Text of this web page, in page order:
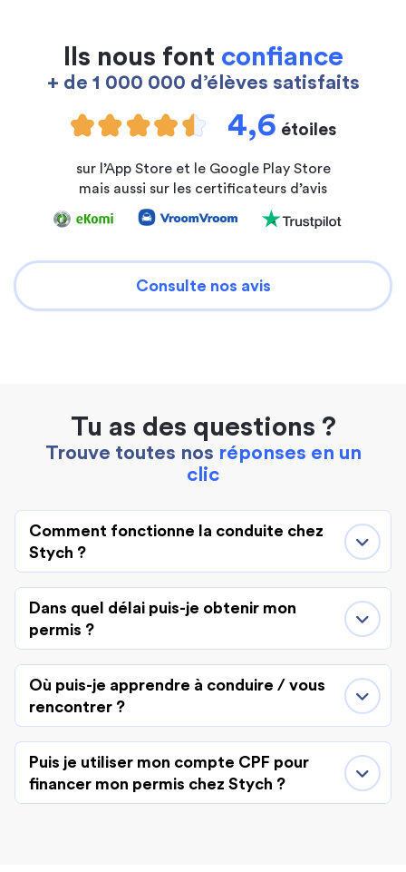
Ils nous font confiance
+ de 1 000 000 d’élèves satisfaits
4,6 étoiles
sur l’App Store et le Google Play Store
mais aussi sur les certificateurs d’avis
Consulte nos avis
Tu as des questions ?
Trouve toutes nos réponses en un
clic
Comment fonctionne la conduite chez
Stych ?
Dans quel délai puis-je obtenir mon
permis ?
Où puis-je apprendre à conduire / vous
rencontrer ?
Puis je utiliser mon compte CPF pour
financer mon permis chez Stych ?